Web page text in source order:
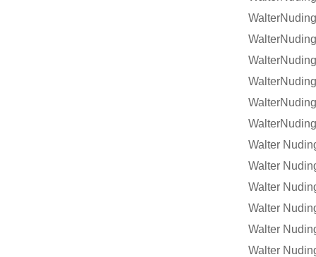
Walter
Walter
Walter
Walter
Walter
Walter